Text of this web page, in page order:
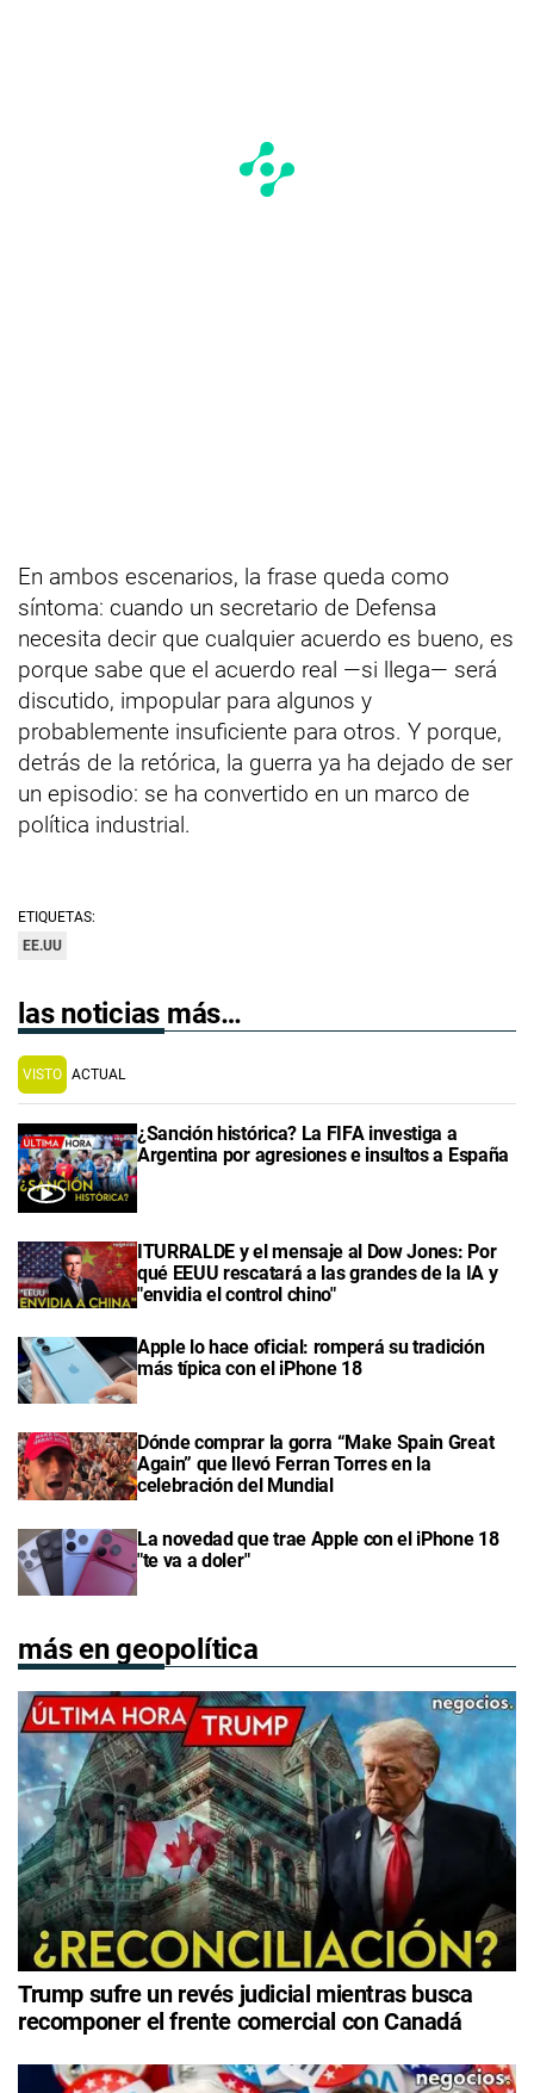
En ambos escenarios, la frase queda como
síntoma: cuando un secretario de Defensa
necesita decir que cualquier acuerdo es bueno, es
porque sabe que el acuerdo real —si llega— será
discutido, impopular para algunos y
probablemente insuficiente para otros. Y porque,
detrás de la retórica, la guerra ya ha dejado de ser
un episodio: se ha convertido en un marco de
política industrial.
ETIQUETAS:
EE.UU
las noticias más…
VISTO ACTUAL
¿Sanción histórica? La FIFA investiga a
Argentina por agresiones e insultos a España
ITURRALDE y el mensaje al Dow Jones: Por
qué EEUU rescatará a las grandes de la IA y
"envidia el control chino"
Apple lo hace oficial: romperá su tradición
más típica con el iPhone 18
Dónde comprar la gorra “Make Spain Great
Again” que llevó Ferran Torres en la
celebración del Mundial
La novedad que trae Apple con el iPhone 18
"te va a doler"
más en geopolítica
Trump sufre un revés judicial mientras busca
recomponer el frente comercial con Canadá